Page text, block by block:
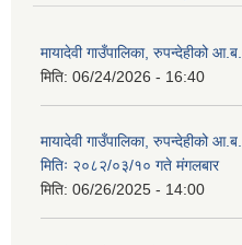
मायादेवी गाउँपालिका, रुपन्देहीको
मिति: 06/24/2026 - 16:40
मायादेवी गाउँपालिका, रुपन्देहीको
मितिः २०८२/०३/१० गते मंगलबार
मिति: 06/26/2025 - 14:00